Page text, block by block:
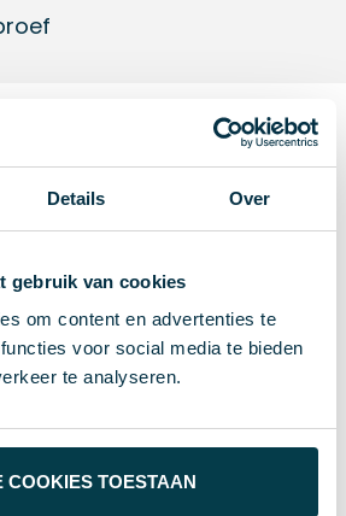
Details Over
gebruik van cookies
om content en advertenties te
voor social media te bieden
te analyseren.
COOKIES TOESTAAN
waterdichte, telefoon hoes met
touch screen telefoons.
28 g